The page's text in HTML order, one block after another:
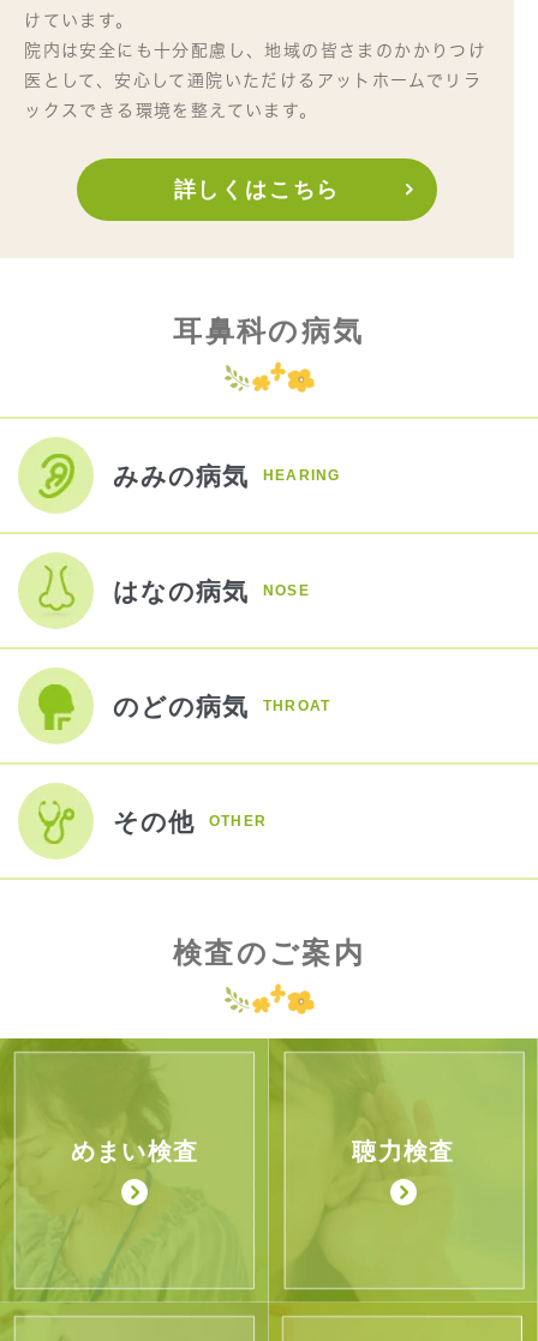
けています。
院内は安全にも十分配慮し、地域の皆さまのかかりつけ
医として、安心して通院いただけるアットホームでリラ
ックスできる環境を整えています。
詳しくはこちら
耳鼻科の病気
みみの病気 HEARING
はなの病気 NOSE
のどの病気 THROAT
その他 OTHER
検査のご案内
めまい検査 聴力検査